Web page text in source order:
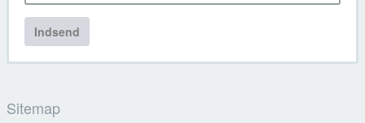
Indsend
Sitemap